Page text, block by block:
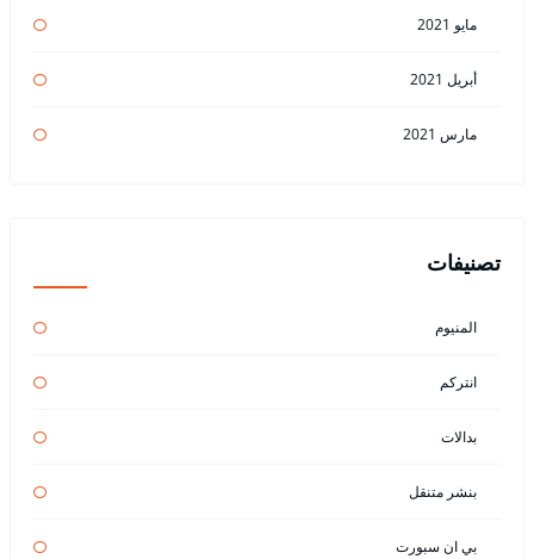
مايو 2021
أبريل 2021
مارس 2021
تصنيفات
المنيوم
انتركم
بدالات
بنشر متنقل
بي ان سبورت